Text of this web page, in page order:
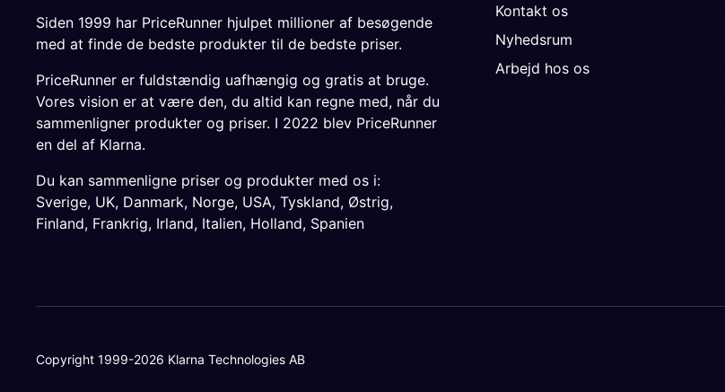
Kontakt os
Nyhedsrum
Arbejd hos os
Siden 1999 har PriceRunner hjulpet millioner af besøgende
med at finde de bedste produkter til de bedste priser.
PriceRunner er fuldstændig uafhængig og gratis at bruge.
Vores vision er at være den, du altid kan regne med, når du
sammenligner produkter og priser. I 2022 blev PriceRunner
en del af Klarna.
Du kan sammenligne priser og produkter med os i:
Sverige, UK, Danmark, Norge, USA, Tyskland, Østrig,
Finland, Frankrig, Irland, Italien, Holland, Spanien
Copyright 1999-2026 Klarna Technologies AB